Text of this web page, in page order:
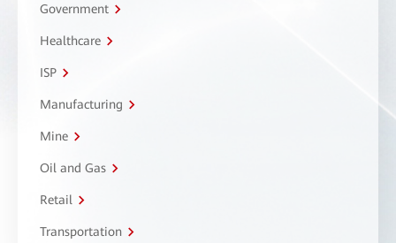
Government
Healthcare
ISP
Manufacturing
Mine
Oil and Gas
Retail
Transportation